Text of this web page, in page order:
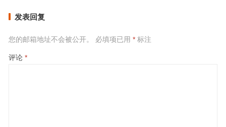
发表回复
您的邮箱地址不会被公开。 必填项已用 *标注
评论 *